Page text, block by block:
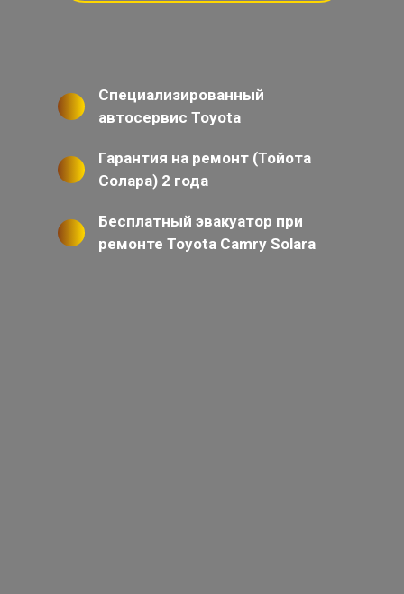
Специализированный
автосервис Toyota
Гарантия на ремонт (Тойота
Солара) 2 года
Бесплатный эвакуатор при
ремонте Toyota Camry Solara